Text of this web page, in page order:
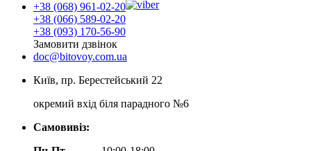
+38 (068) 961-02-20
+38 (066) 589-02-20
+38 (093) 170-56-90
Замовити дзвінок
doc@bitovoy.com.ua
Київ, пр. Берестейський 22
окремий вхід біля парадного №6
Самовивіз: